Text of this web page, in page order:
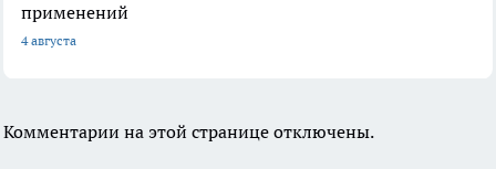
применений
4 августа
Комментарии на этой странице отключены.